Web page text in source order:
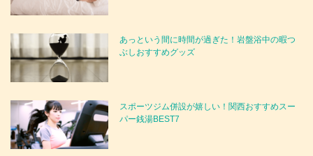
あっという間に時間が過ぎた！岩盤浴中の暇つ
ぶしおすすめグッズ
スポーツジム併設が嬉しい！関西おすすめスー
パー銭湯BEST7